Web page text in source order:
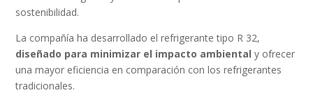
sostenibilidad.
La compañía ha desarrollado el refrigerante tipo R 32,
diseñado para minimizar el impacto ambiental y ofrecer
una mayor eficiencia en comparación con los refrigerantes
tradicionales.